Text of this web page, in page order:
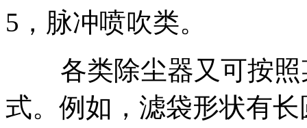
5，脉冲喷吹类。
各类除尘器又可按照
式。例如，滤袋形状有